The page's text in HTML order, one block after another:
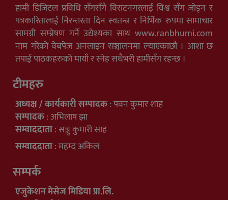
हामी डिजिटल प्रविधि सँगसँगै विराटनगरलाई विश्व सँग जोड्न र
पत्रकारितालाई निरन्तरता दिन स्वतन्त्र र निर्भिक रुपमा सामाचार
सामग्री सम्प्रेषण गर्ने उद्येश्यका साथ www.ranbhumi.com
नाम गरेको वेबपेज अनलाइन सञ्चालनमा ल्याएकाछौ । आशा छ
तपाई पाठकहरुको मायाँ र स्नेह सधैभरी हामीसँग रहन्छ ।
टीमहरु
अध्यक्ष / कार्यकारी सम्पादक: पवन कुमार शाह
सम्पादक: अभिलाष झा
सम्वाददाता: सञ्जु कुमारी साह
सम्वाददाता: महम्द अकिल
सम्पर्क
एजुकेशन मेसेज मिडिया प्रा.लि.